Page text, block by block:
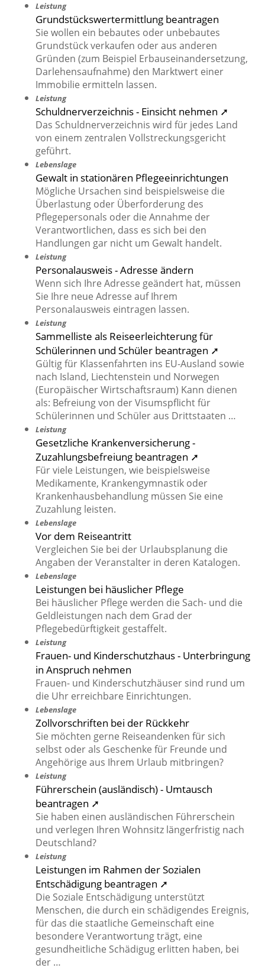
Leistung
Grundstückswertermittlung beantragen
Sie wollen ein bebautes oder unbebautes
Grundstück verkaufen oder aus anderen
Gründen (zum Beispiel Erbauseinandersetzung,
Darlehensaufnahme) den Marktwert einer
Immobilie ermitteln lassen.
Leistung
Schuldnerverzeichnis - Einsicht nehmen ➚
Das Schuldnerverzeichnis wird für jedes Land
von einem zentralen Vollstreckungsgericht
geführt.
Lebenslage
Gewalt in stationären Pflegeeinrichtungen
Mögliche Ursachen sind beispielsweise die
Überlastung oder Überforderung des
Pflegepersonals oder die Annahme der
Verantwortlichen, dass es sich bei den
Handlungen gar nicht um Gewalt handelt.
Leistung
Personalausweis - Adresse ändern
Wenn sich Ihre Adresse geändert hat, müssen
Sie Ihre neue Adresse auf Ihrem
Personalausweis eintragen lassen.
Leistung
Sammelliste als Reiseerleichterung für
Schülerinnen und Schüler beantragen ➚
Gültig für Klassenfahrten ins EU-Ausland sowie
nach Island, Liechtenstein und Norwegen
(Europäischer Wirtschaftsraum) Kann dienen
als: Befreiung von der Visumspflicht für
Schülerinnen und Schüler aus Drittstaaten …
Leistung
Gesetzliche Krankenversicherung -
Zuzahlungsbefreiung beantragen ➚
Für viele Leistungen, wie beispielsweise
Medikamente, Krankengymnastik oder
Krankenhausbehandlung müssen Sie eine
Zuzahlung leisten.
Lebenslage
Vor dem Reiseantritt
Vergleichen Sie bei der Urlaubsplanung die
Angaben der Veranstalter in deren Katalogen.
Lebenslage
Leistungen bei häuslicher Pflege
Bei häuslicher Pflege werden die Sach- und die
Geldleistungen nach dem Grad der
Pflegebedürftigkeit gestaffelt.
Leistung
Frauen- und Kinderschutzhaus - Unterbringung
in Anspruch nehmen
Frauen- und Kinderschutzhäuser sind rund um
die Uhr erreichbare Einrichtungen.
Lebenslage
Zollvorschriften bei der Rückkehr
Sie möchten gerne Reiseandenken für sich
selbst oder als Geschenke für Freunde und
Angehörige aus Ihrem Urlaub mitbringen?
Leistung
Führerschein (ausländisch) - Umtausch
beantragen ➚
Sie haben einen ausländischen Führerschein
und verlegen Ihren Wohnsitz längerfristig nach
Deutschland?
Leistung
Leistungen im Rahmen der Sozialen
Entschädigung beantragen ➚
Die Soziale Entschädigung unterstützt
Menschen, die durch ein schädigendes Ereignis,
für das die staatliche Gemeinschaft eine
besondere Verantwortung trägt, eine
gesundheitliche Schädigug erlitten haben, bei
der …